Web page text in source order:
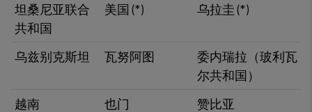
坦桑尼亚联合
共和国
美国 (*) 乌拉圭​ (*)
​乌兹别克斯坦 瓦努阿图
委内瑞拉（玻利瓦
尔共和国）
越南​
也门
赞比亚